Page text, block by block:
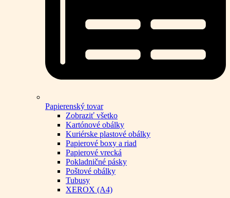
Papierenský tovar
Zobraziť všetko
Kartónové obálky
Kuriérske plastové obálky
Papierové boxy a riad
Papierové vrecká
Pokladničné pásky
Poštové obálky
Tubusy
XEROX (A4)